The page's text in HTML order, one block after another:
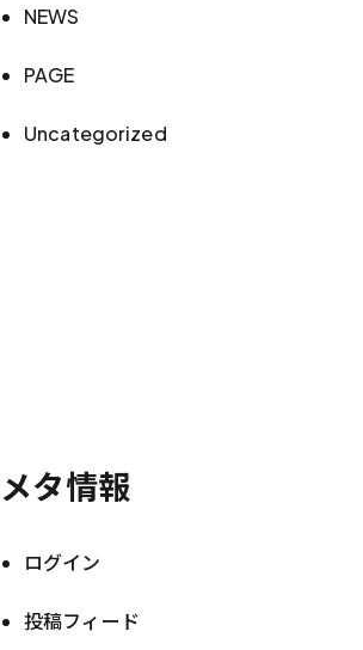
NEWS
PAGE
Uncategorized
メタ情報
ログイン
投稿フィード